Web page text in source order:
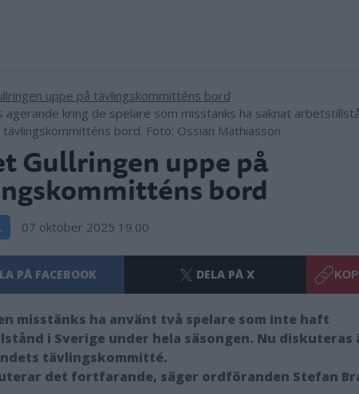
agerande kring de spelare som misstänks ha saknat
tävlingskommitténs bord. Foto: Ossian Mathiasson
Gullringen uppe på
bord
07 oktober 2025 19.00
PÅ FACEBOOK DELA PÅ X
misstänks ha använt två spelare som inte haft
i Sverige under hela säsongen. Nu diskuteras
tävlingskommitté.
det fortfarande, säger ordföranden Stefan